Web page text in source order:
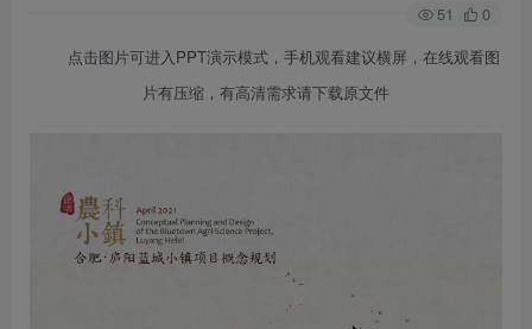
51
0
点击图片可进入PPT演示模式，手机观看建议横屏，在线观看图
片有压缩，有高清需求请下载原文件